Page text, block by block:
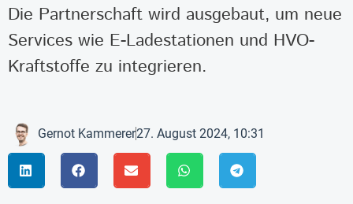
Die Partnerschaft wird ausgebaut, um neue
Services wie E-Ladestationen und HVO-
Kraftstoffe zu integrieren.
Gernot Kammerer27. August 2024, 10:31